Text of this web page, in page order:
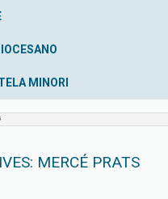
MINORI
MERCÉ PRATS